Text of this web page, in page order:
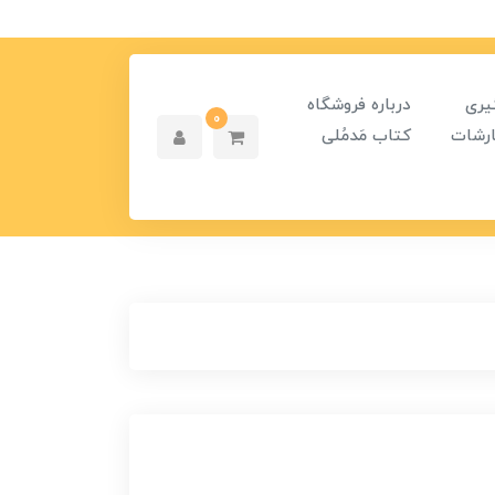
درباره فروشگاه
کتاب مَدمُلی
0